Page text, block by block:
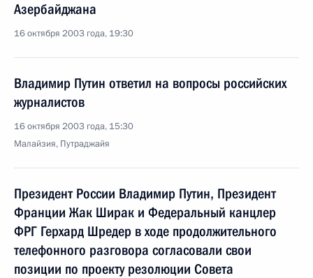
Азербайджана
16 октября 2003 года, 19:30
Владимир Путин ответил на вопросы российских
журналистов
16 октября 2003 года, 15:30
Малайзия, Путраджайя
Президент России Владимир Путин, Президент
Франции Жак Ширак и Федеральный канцлер
ФРГ Герхард Шредер в ходе продолжительного
телефонного разговора согласовали свои
позиции по проекту резолюции Совета